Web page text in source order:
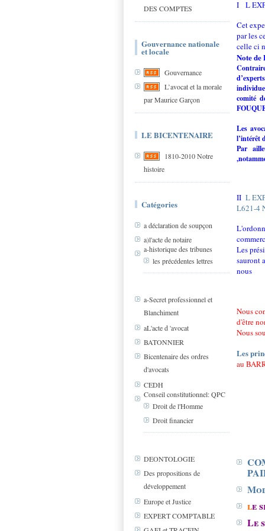
DES COMPTES
Gouvernance nationale
et locale
Gouvernance
L’avocat et la morale
par Maurice Garçon
LE BICENTENAIRE
1810-2010 Notre
histoire
Catégories
a déclaration de soupçon
a)l'acte de notaire
a-historique des tribunes
les précédentes lettres
a-Secret professionnel et
Blanchiment
aL'acte d 'avocat
BATONNIER
Bicentenaire des ordres
d'avocats
CEDH
Conseil constitutionnel: QPC
Droit de l'Homme
Droit financier
DEONTOLOGIE
Des propositions de
développement
Europe et Justice
EXPERT COMPTABLE
I L
Cet
par les
celle ci
Note
comité
Les
l’intérêt
Par
II L
L621-4
Les
sauront
nous
Nous
d'être
Nous
Les
au
le
Le